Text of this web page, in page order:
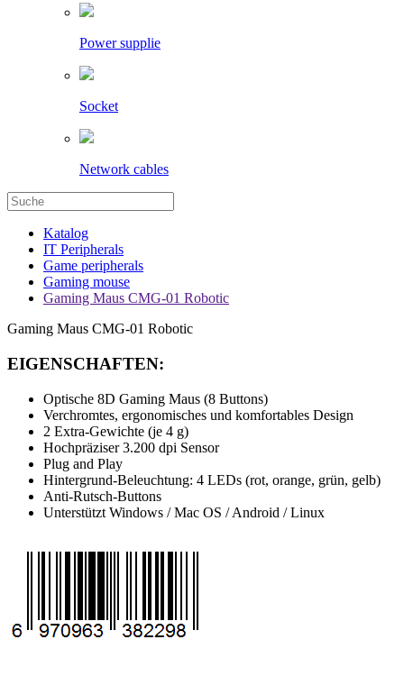
Power supplie
Socket
Network cables
Katalog
IT Peripherals
Game peripherals
Gaming mouse
Gaming Maus CMG-01 Robotic
Gaming Maus CMG-01 Robotic
EIGENSCHAFTEN:
Optische 8D Gaming Maus (8 Buttons)
Verchromtes, ergonomisches und komfortables Design
2 Extra-Gewichte (je 4 g)
Hochpräziser 3.200 dpi Sensor
Plug and Play
Hintergrund-Beleuchtung: 4 LEDs (rot, orange, grün, gelb)
Anti-Rutsch-Buttons
Unterstützt Windows / Mac OS / Android / Linux